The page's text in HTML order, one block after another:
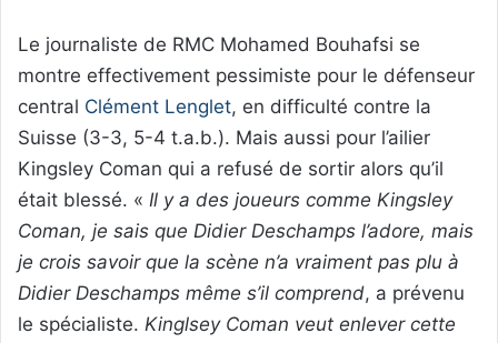
Le journaliste de RMC Mohamed Bouhafsi se
montre effectivement pessimiste pour le défenseur
central Clément Lenglet, en difficulté contre la
Suisse (3-3, 5-4 t.a.b.). Mais aussi pour l’ailier
Kingsley Coman qui a refusé de sortir alors qu’il
était blessé. « Il y a des joueurs comme Kingsley
Coman, je sais que Didier Deschamps l’adore, mais
je crois savoir que la scène n’a vraiment pas plu à
Didier Deschamps même s’il comprend, a prévenu
le spécialiste. Kinglsey Coman veut enlever cette